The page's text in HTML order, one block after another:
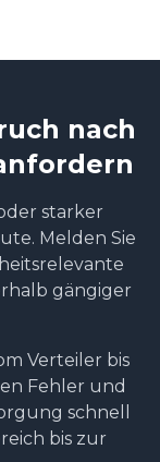
nach
starker
Melden Sie
gängiger
Verteiler bis
Fehler und
schnell
bis zur